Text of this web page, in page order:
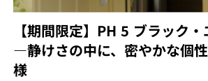
【期間限定】PH 5 ブラック
―静けさの中に、密やかな個
様